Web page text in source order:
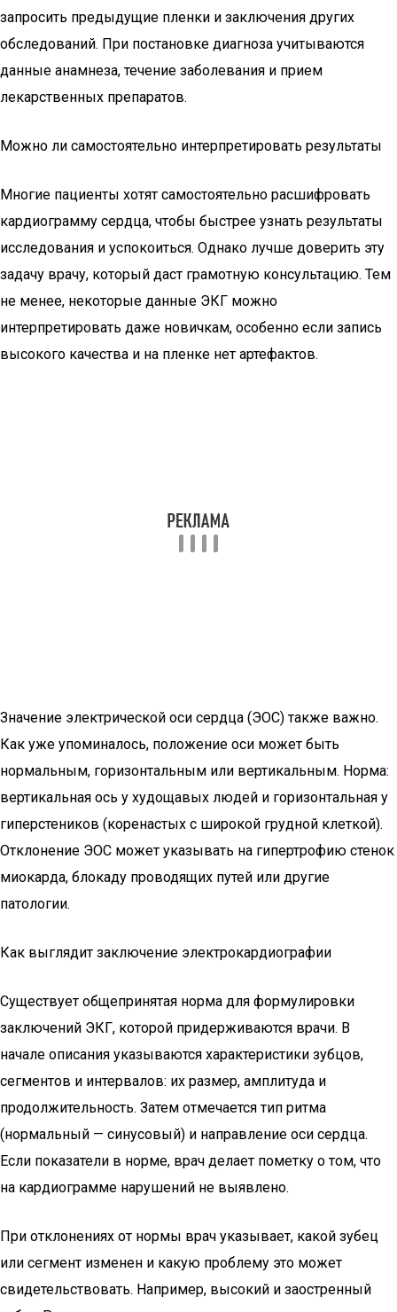
запросить предыдущие пленки и заключения других
обследований. При постановке диагноза учитываются
данные анамнеза, течение заболевания и прием
лекарственных препаратов.
Можно ли самостоятельно интерпретировать результаты
Многие пациенты хотят самостоятельно расшифровать
кардиограмму сердца, чтобы быстрее узнать результаты
исследования и успокоиться. Однако лучше доверить эту
задачу врачу, который даст грамотную консультацию. Тем
не менее, некоторые данные ЭКГ можно
интерпретировать даже новичкам, особенно если запись
высокого качества и на пленке нет артефактов.
Значение электрической оси сердца (ЭОС) также важно.
Как уже упоминалось, положение оси может быть
нормальным, горизонтальным или вертикальным. Норма:
вертикальная ось у худощавых людей и горизонтальная у
гиперстеников (коренастых с широкой грудной клеткой).
Отклонение ЭОС может указывать на гипертрофию стенок
миокарда, блокаду проводящих путей или другие
патологии.
Как выглядит заключение электрокардиографии
Существует общепринятая норма для формулировки
заключений ЭКГ, которой придерживаются врачи. В
начале описания указываются характеристики зубцов,
сегментов и интервалов: их размер, амплитуда и
продолжительность. Затем отмечается тип ритма
(нормальный — синусовый) и направление оси сердца.
Если показатели в норме, врач делает пометку о том, что
на кардиограмме нарушений не выявлено.
При отклонениях от нормы врач указывает, какой зубец
или сегмент изменен и какую проблему это может
свидетельствовать. Например, высокий и заостренный